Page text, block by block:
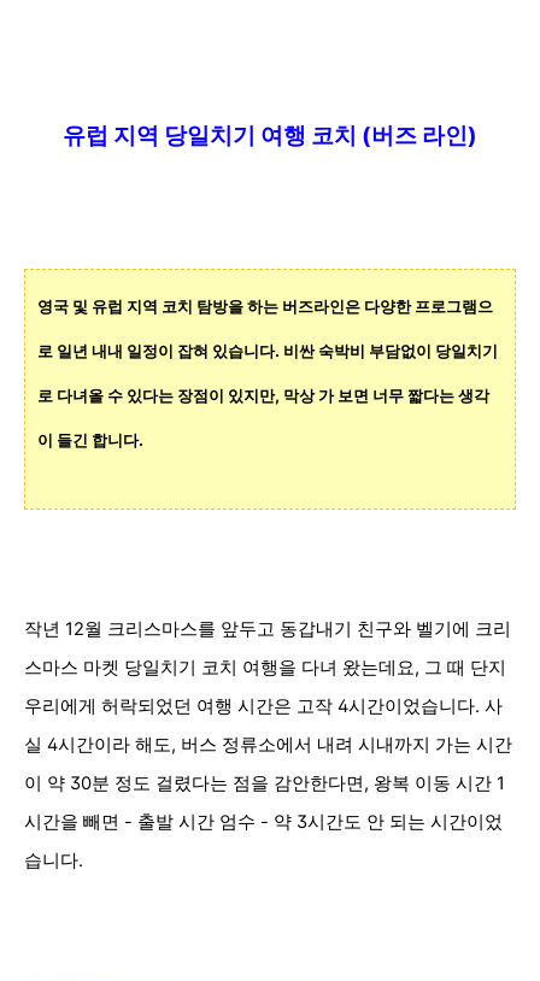
유럽 지역 당일치기 여행 코치 (버즈 라인)
영국 및 유럽 지역 코치 탐방을 하는 버즈라인은 다양한 프로그램으
로 일년 내내 일정이 잡혀 있습니다. 비싼 숙박비 부담없이 당일치기
로 다녀올 수 있다는 장점이 있지만, 막상 가 보면 너무 짧다는 생각
이 들긴 합니다.
작년 12월 크리스마스를 앞두고 동갑내기 친구와 벨기에 크리
스마스 마켓 당일치기 코치 여행을 다녀 왔는데요, 그 때 단지
우리에게 허락되었던 여행 시간은 고작 4시간이었습니다. 사
실 4시간이라 해도, 버스 정류소에서 내려 시내까지 가는 시간
이 약 30분 정도 걸렸다는 점을 감안한다면, 왕복 이동 시간 1
시간을 빼면 - 출발 시간 엄수 - 약 3시간도 안 되는 시간이었
습니다.